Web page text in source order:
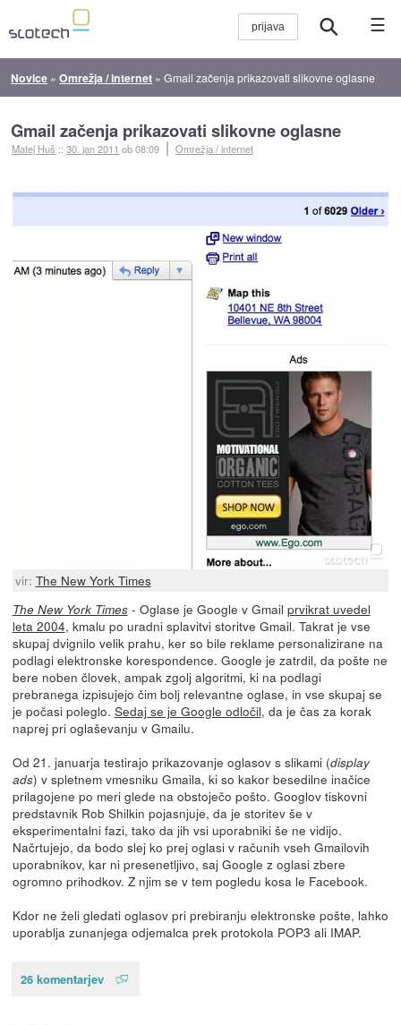
☰
Novice »Omrežja / internet »Gmail začenja prikazovati slikovne oglasne
Gmail začenja prikazovati slikovne oglasne
Matej Huš ::30. jan 2011 ob 08:09 Omrežja / internet
vir: The New York Times
The New York Times- Oglase je Google v Gmail prvikrat uvedel
leta 2004, kmalu po uradni splavitvi storitve Gmail. Takrat je vse
skupaj dvignilo velik prahu, ker so bile reklame personalizirane na
podlagi elektronske korespondence. Google je zatrdil, da pošte ne
bere noben človek, ampak zgolj algoritmi, ki na podlagi
prebranega izpisujejo čim bolj relevantne oglase, in vse skupaj se
je počasi poleglo. Sedaj se je Google odločil, da je čas za korak
naprej pri oglaševanju v Gmailu.
Od 21. januarja testirajo prikazovanje oglasov s slikami (display
ads) v spletnem vmesniku Gmaila, ki so kakor besedilne inačice
prilagojene po meri glede na obstoječo pošto. Googlov tiskovni
predstavnik Rob Shilkin pojasnjuje, da je storitev še v
eksperimentalni fazi, tako da jih vsi uporabniki še ne vidijo.
Načrtujejo, da bodo slej ko prej oglasi v računih vseh Gmailovih
uporabnikov, kar ni presenetljivo, saj Google z oglasi zbere
ogromno prihodkov. Z njim se v tem pogledu kosa le Facebook.
Kdor ne želi gledati oglasov pri prebiranju elektronske pošte, lahko
uporablja zunanjega odjemalca prek protokola POP3 ali IMAP.
26 komentarjev